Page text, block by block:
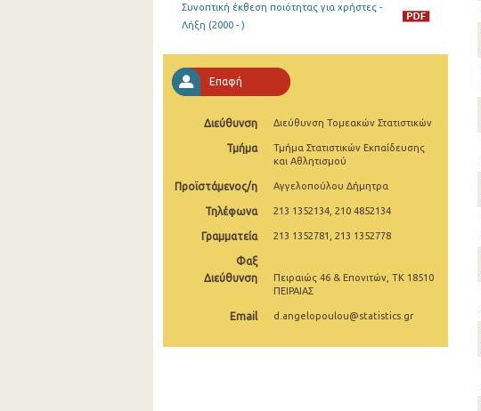
2008
2007
2006
2005
2004
2003
2002
2000
Συνοπτική έκθεση ποιότητας για χρήστες -
Λήξη (2000 - )
Επαφή
Διεύθυνση Διεύθυνση Τομεακών Στατιστικών
Τμήμα
Τμήμα Στατιστικών Εκπαίδευσης
και Αθλητισμού
Προϊστάμενος/η Αγγελοπούλου Δήμητρα
Τηλέφωνα 213 1352134, 210 4852134
Γραμματεία 213 1352781, 213 1352778
Φαξ
Διεύθυνση
Πειραιώς 46 & Επονιτών, ΤΚ 18510
ΠΕΙΡΑΙΑΣ
Email d.angelopoulou@statistics.gr